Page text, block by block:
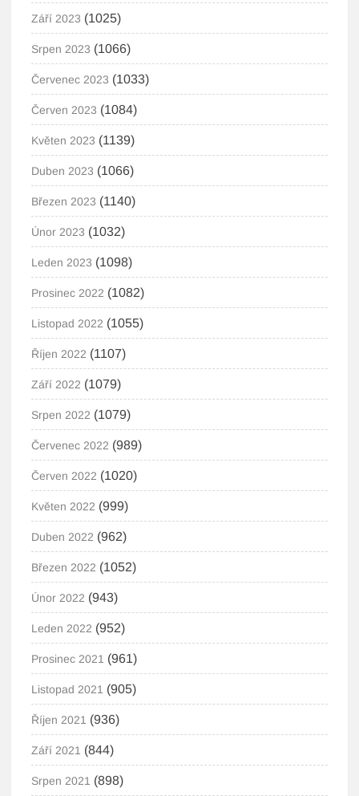
Září 2023 (1025)
Srpen 2023 (1066)
Červenec 2023 (1033)
Červen 2023 (1084)
Květen 2023 (1139)
Duben 2023 (1066)
Březen 2023 (1140)
Únor 2023 (1032)
Leden 2023 (1098)
Prosinec 2022 (1082)
Listopad 2022 (1055)
Říjen 2022 (1107)
Září 2022 (1079)
Srpen 2022 (1079)
Červenec 2022 (989)
Červen 2022 (1020)
Květen 2022 (999)
Duben 2022 (962)
Březen 2022 (1052)
Únor 2022 (943)
Leden 2022 (952)
Prosinec 2021 (961)
Listopad 2021 (905)
Říjen 2021 (936)
Září 2021 (844)
Srpen 2021 (898)